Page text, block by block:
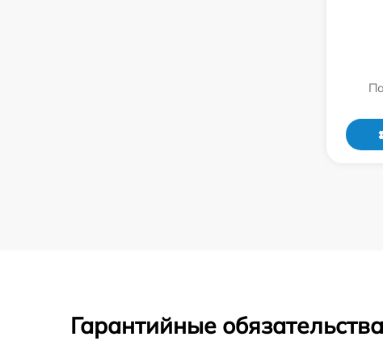
Гарантийные